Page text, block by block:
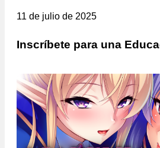
11 de julio de 2025
Inscríbete para una